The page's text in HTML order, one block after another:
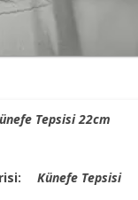
Tepsisi 22cm
Künefe Tepsisi